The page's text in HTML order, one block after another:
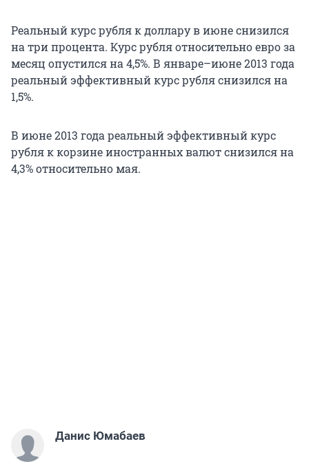
Реальный курс рубля к доллару в июне снизился
на три процента. Курс рубля относительно евро за
месяц опустился на 4,5%. В январе–июне 2013 года
реальный эффективный курс рубля снизился на
1,5%.
В июне 2013 года реальный эффективный курс
рубля к корзине иностранных валют снизился на
4,3% относительно мая.
Данис Юмабаев